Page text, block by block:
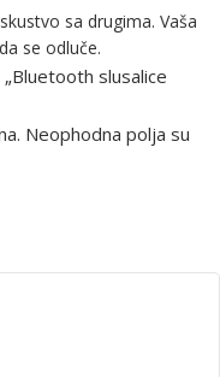
sa drugima. Vaša
se odluče.
slusalice
Neophodna polja su